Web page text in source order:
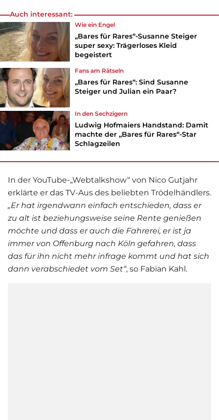
Auch interessant:
Wie ein Engel
„Bares für Rares“-Susanne Steiger
super sexy: Trägerloses Kleid
begeistert
Fans am Rätseln
„Bares für Rares“: Sind Susanne
Steiger und Julian ein Paar?
In den Sechzigern
Ludwig Hofmaiers Handstand: Damit
machte der „Bares für Rares“-Star
Schlagzeilen
In der YouTube-„Webtalkshow“ von Nico Gutjahr
erklärte er das TV-Aus des beliebten Trödelhändlers.
„Er hat irgendwann einfach entschieden, dass er
zu alt ist beziehungsweise seine Rente genießen
möchte und dass er auch die Fahrerei, er ist ja
immer von Offenburg nach Köln gefahren, dass
das für ihn nicht mehr infrage kommt und hat sich
dann verabschiedet vom Set“, so Fabian Kahl.